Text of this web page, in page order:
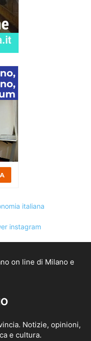
Notizie, opinioni,
e cultura.